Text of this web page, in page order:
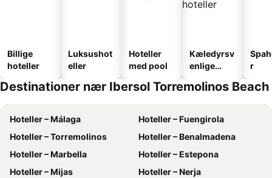
Billige
hoteller
Luksushot
eller
Hoteller
med pool
Kæledyrsv
enlige
r
Destinationer nær Ibersol Torremolinos Beach
Hoteller – Málaga
Hoteller – Fuengirola
Hoteller – Torremolinos
Hoteller – Benalmadena
Hoteller – Marbella
Hoteller – Estepona
Hoteller – Mijas
Hoteller – Nerja